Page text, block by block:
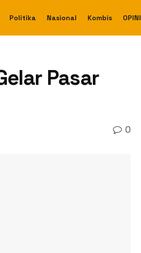
Politika Nasional Kombis OPINI
Pasar
0